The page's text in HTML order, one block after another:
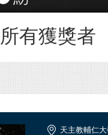
有獲獎者
天主教輔仁